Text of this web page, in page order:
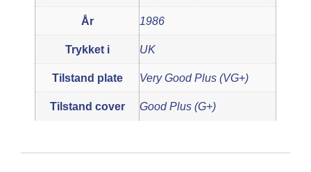
År 1986
Trykket i UK
Tilstand plate Very Good Plus (VG+)
Tilstand cover Good Plus (G+)